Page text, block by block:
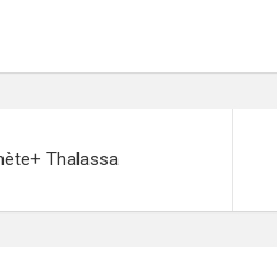
Thalassa